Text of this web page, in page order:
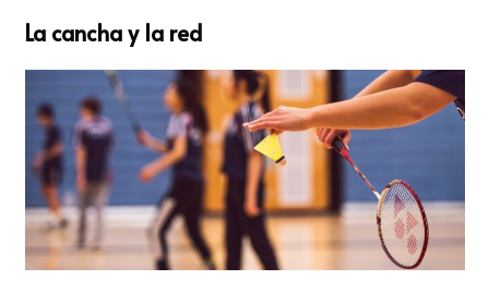
La cancha y la red